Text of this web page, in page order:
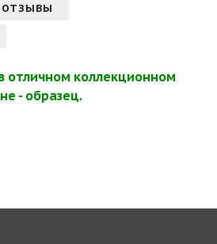
ОТЗЫВЫ
отличном коллекционном
- образец.